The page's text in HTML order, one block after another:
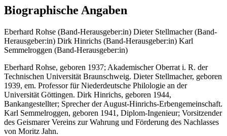
Biographische Angaben
Eberhard Rohse (Band-Herausgeber:in) Dieter Stellmacher (Band-
Herausgeber:in) Dirk Hinrichs (Band-Herausgeber:in) Karl
Semmelroggen (Band-Herausgeber:in)
Eberhard Rohse, geboren 1937; Akademischer Oberrat i. R. der
Technischen Universität Braunschweig. Dieter Stellmacher, geboren
1939, em. Professor für Niederdeutsche Philologie an der
Universität Göttingen. Dirk Hinrichs, geboren 1944,
Bankangestellter; Sprecher der August-Hinrichs-Erbengemeinschaft.
Karl Semmelroggen, geboren 1941, Diplom-Ingenieur; Vorsitzender
des Geismarer Vereins zur Wahrung und Förderung des Nachlasses
von Moritz Jahn.